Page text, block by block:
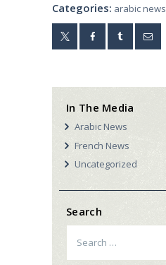
Categories: arabic news
In The Media
Arabic News
French News
Uncategorized
Search
for: